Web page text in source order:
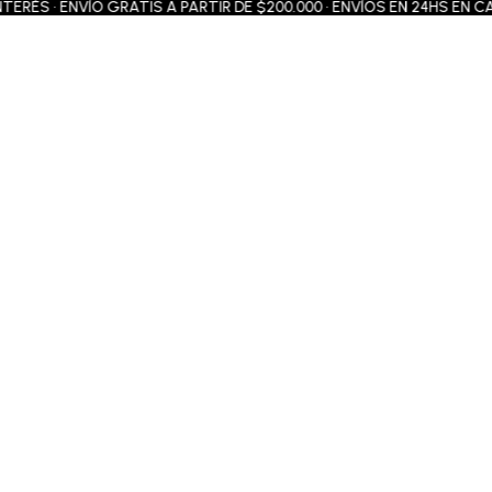
• ENVÍO GRATIS A PARTIR DE $200.000 • ENVÍOS EN 24HS EN CABA